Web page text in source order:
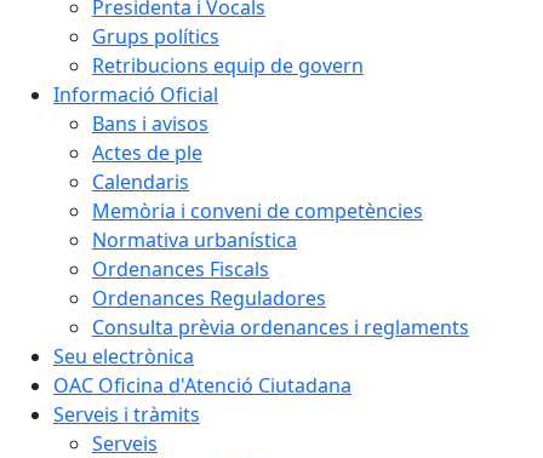
Presidenta i Vocals
Grups polítics
Retribucions equip de govern
Informació Oficial
Bans i avisos
Actes de ple
Calendaris
Memòria i conveni de competències
Normativa urbanística
Ordenances Fiscals
Ordenances Reguladores
Consulta prèvia ordenances i reglaments
Seu electrònica
OAC Oficina d'Atenció Ciutadana
Serveis i tràmits
Serveis